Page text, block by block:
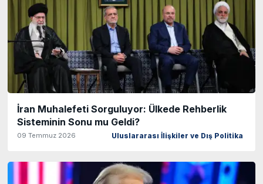
İran Muhalefeti Sorguluyor: Ülkede Rehberlik
Sisteminin Sonu mu Geldi?
09 Temmuz 2026 Uluslararası İlişkiler ve Dış Politika